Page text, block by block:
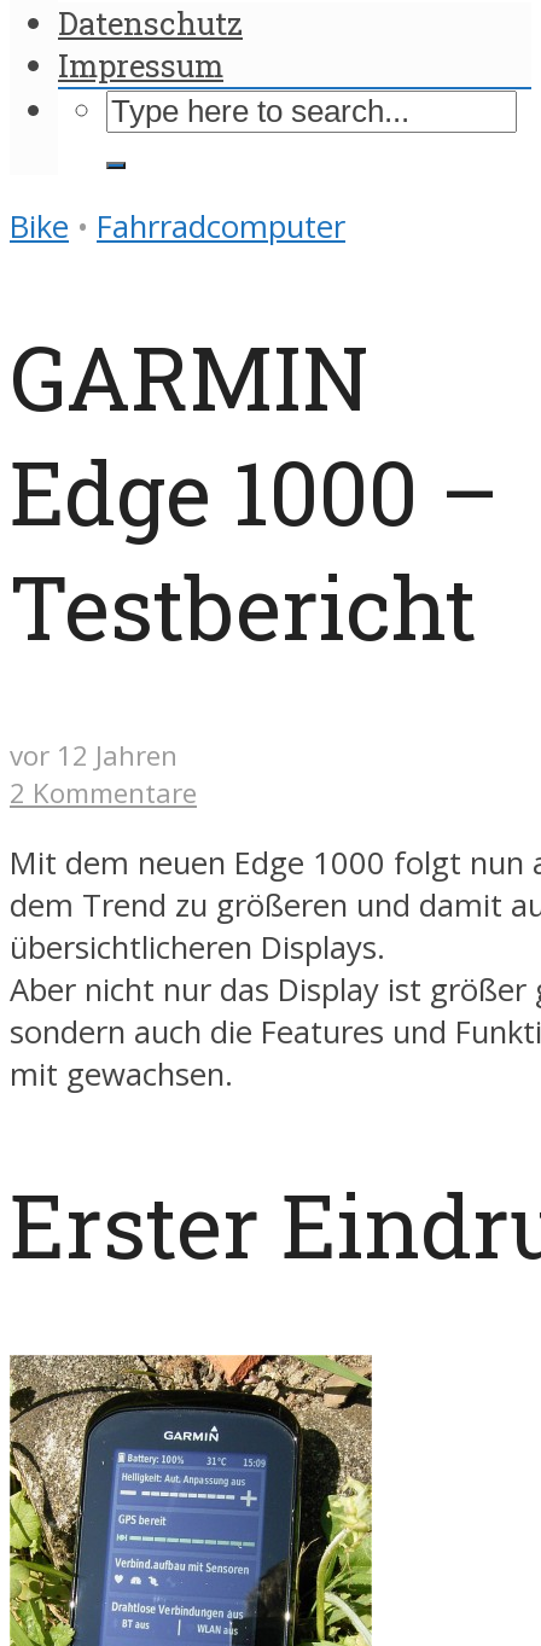
Datenschutz
Impressum
Bike • Fahrradcomputer
GARMIN
Edge 1000 –
Testbericht
vor 12 Jahren
2 Kommentare
Mit dem neuen Edge 1000 folgt nun
dem Trend zu größeren und damit
übersichtlicheren Displays.
Aber nicht nur das Display ist größer
sondern auch die Features und
mit gewachsen.
Erster